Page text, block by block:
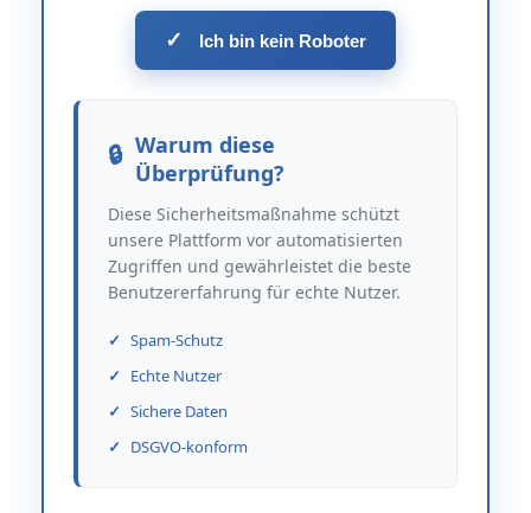
✓ Ich bin kein Roboter
Warum diese
Überprüfung?
Diese Sicherheitsmaßnahme schützt
unsere Plattform vor automatisierten
Zugriffen und gewährleistet die beste
Benutzererfahrung für echte Nutzer.
Spam-Schutz
Echte Nutzer
Sichere Daten
DSGVO-konform